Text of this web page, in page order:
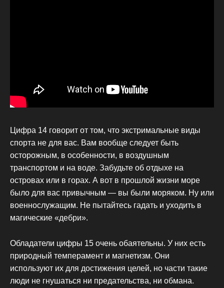
Цифра 14 говорит от том, что экстримальные виды
спорта не для вас. Вам вообще следует быть
осторожным, в особенности, в воздушным
транспортом и на воде. Забудьте об отдыхе на
островах или в горах. А вот в прошлой жизни море
было для вас привычным — вы были моряком. Ну или
военнослужащим. Не пытайтесь гадать и уходить в
магические «дебри».
Обладатели цифры 15 очень обаятельны. У них есть
природный темперамент и магнетизм. Они
используют их для достижения целей, но части такие
люди не гнушаться ни предательства, ни обмана.